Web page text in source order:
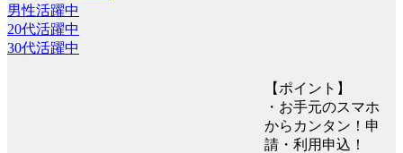
男性活躍中
20代活躍中
30代活躍中
【ポイント】
・お手元のスマホ
からカンタン！申
請・利用申込！